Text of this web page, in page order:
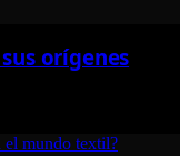
orígenes